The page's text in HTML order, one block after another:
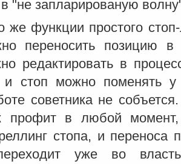
"не запларированую
же функции простого
переносить позицию в
редактировать в
и стоп можно поменять
советника не
профит в любой
стопа, и переноса
уже во